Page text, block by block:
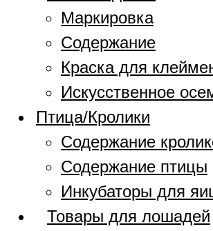
Маркировка
Содержание
Краска для
Искусственное
Птица/Кролики
Содержание
Содержание птицы
Инкубаторы для
Товары для лошадей